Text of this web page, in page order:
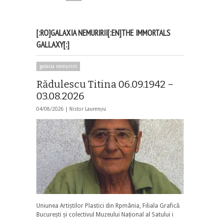
[:RO]GALAXIA NEMURIRII[:EN]THE IMMORTALS
GALLAXY[:]
galaxia nemuririi
Rădulescu Titina 06.09.1942 –
03.08.2026
04/08/2026 | Nistor Laurențiu
Uniunea Artiștilor Plastici din Rpmânia, Filiala Grafică
București și colectivul Muzeului Național al Satului i